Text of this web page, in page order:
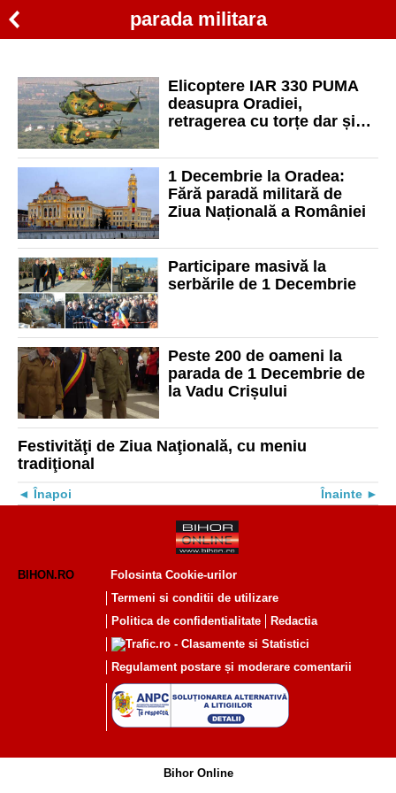
parada militara
Elicoptere IAR 330 PUMA
deasupra Oradiei,
retragerea cu torțe dar și
programul pentru 20 aprilie
1 Decembrie la Oradea:
Fără paradă militară de
Ziua Națională a României
Participare masivă la
serbările de 1 Decembrie
Peste 200 de oameni la
parada de 1 Decembrie de
la Vadu Crișului
Festivităţi de Ziua Naţională, cu meniu
tradiţional
Înapoi Înainte
BIHON.RO
Folosinta Cookie-urilor
Termeni si conditii de utilizare
Politica de confidentialitate
Redactia
Regulament postare și moderare comentarii
Bihor Online